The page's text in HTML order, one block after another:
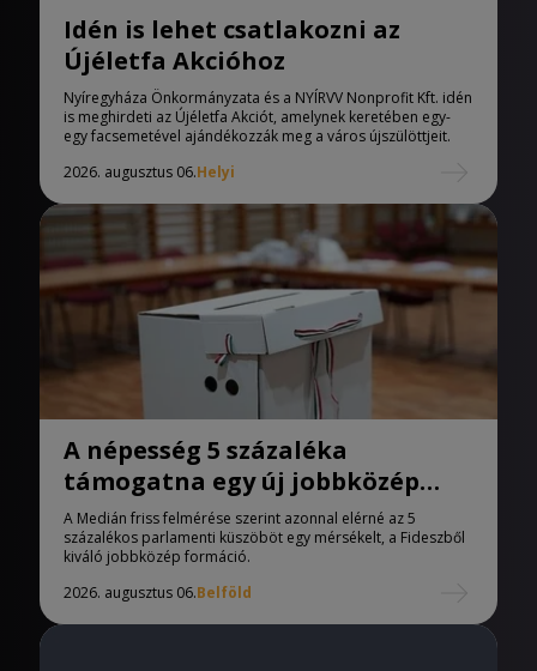
Idén is lehet csatlakozni az
Újéletfa Akcióhoz
Nyíregyháza Önkormányzata és a NYÍRVV Nonprofit Kft. idén
is meghirdeti az Újéletfa Akciót, amelynek keretében egy-
egy facsemetével ajándékozzák meg a város újszülöttjeit.
2026. augusztus 06.Helyi
A népesség 5 százaléka
támogatna egy új jobbközép
pártot
A Medián friss felmérése szerint azonnal elérné az 5
százalékos parlamenti küszöböt egy mérsékelt, a Fideszből
kiváló jobbközép formáció.
2026. augusztus 06.Belföld